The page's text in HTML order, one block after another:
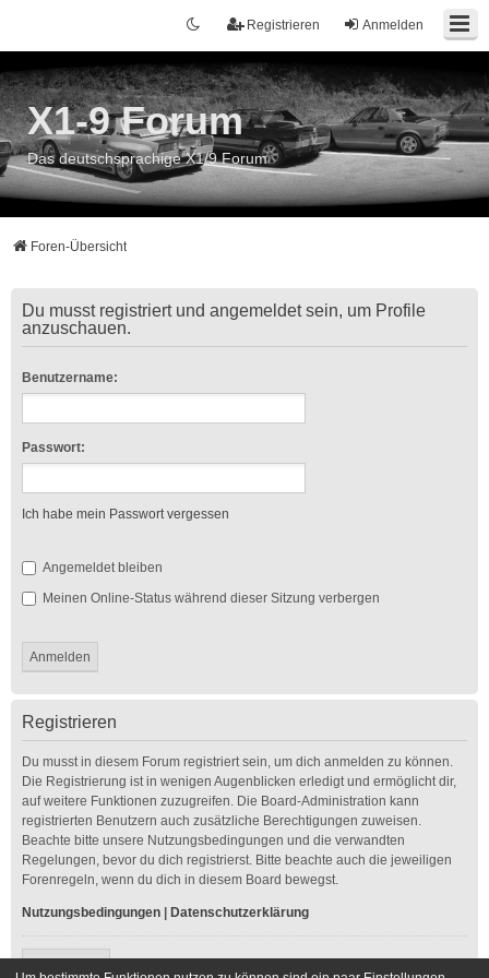
Anmelden
Registrieren
X1-9 Forum
Das deutschsprachige X1/9 Forum
Foren-Übersicht
Du musst registriert und angemeldet sein, um Profile
anzuschauen.
Benutzername:
Passwort:
Ich habe mein Passwort vergessen
Angemeldet bleiben
Meinen Online-Status während dieser Sitzung verbergen
Registrieren
Du musst in diesem Forum registriert sein, um dich anmelden zu können.
Die Registrierung ist in wenigen Augenblicken erledigt und ermöglicht dir,
auf weitere Funktionen zuzugreifen. Die Board-Administration kann
registrierten Benutzern auch zusätzliche Berechtigungen zuweisen.
Beachte bitte unsere Nutzungsbedingungen und die verwandten
Regelungen, bevor du dich registrierst. Bitte beachte auch die jeweiligen
Forenregeln, wenn du dich in diesem Board bewegst.
Nutzungsbedingungen Datenschutzerklärung